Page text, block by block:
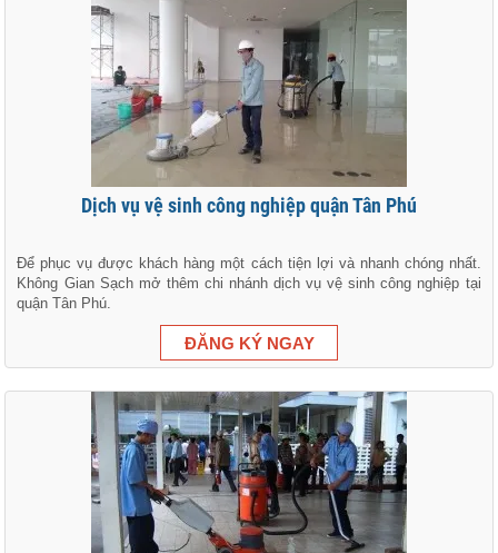
Dịch vụ vệ sinh công nghiệp quận Tân Phú
Để phục vụ được khách hàng một cách tiện lợi và nhanh chóng nhất.
Không Gian Sạch mở thêm chi nhánh dịch vụ vệ sinh công nghiệp tại
quận Tân Phú.